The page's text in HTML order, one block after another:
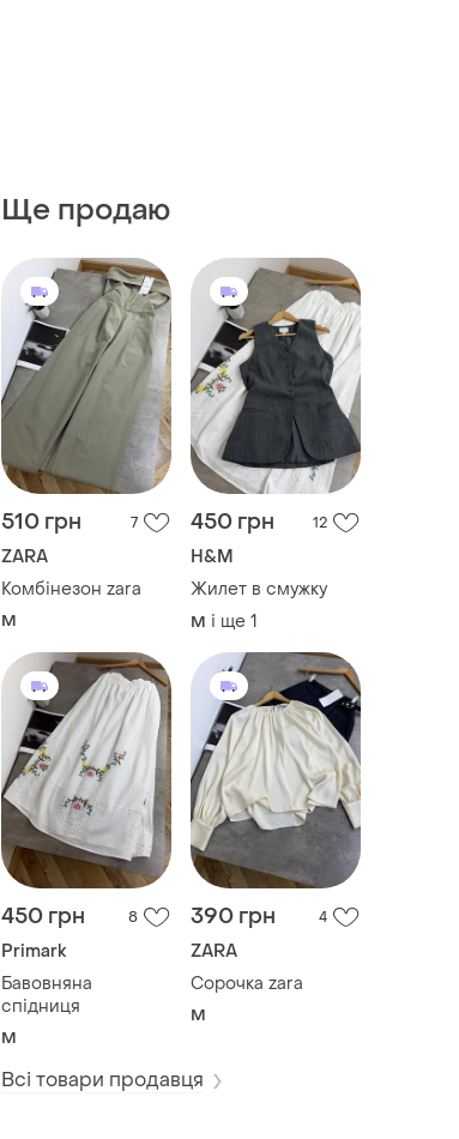
Ще продаю
510 грн 7
ZARA
Комбінезон zara
M
450 грн 12
H&M
Жилет в смужку
M і ще 1
450 грн 8
Primark
Бавовняна
спідниця
M
390 грн 4
ZARA
Сорочка zara
M
Всі товари продавця